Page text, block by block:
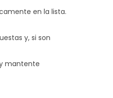
en la lista.
y, si son
mantente